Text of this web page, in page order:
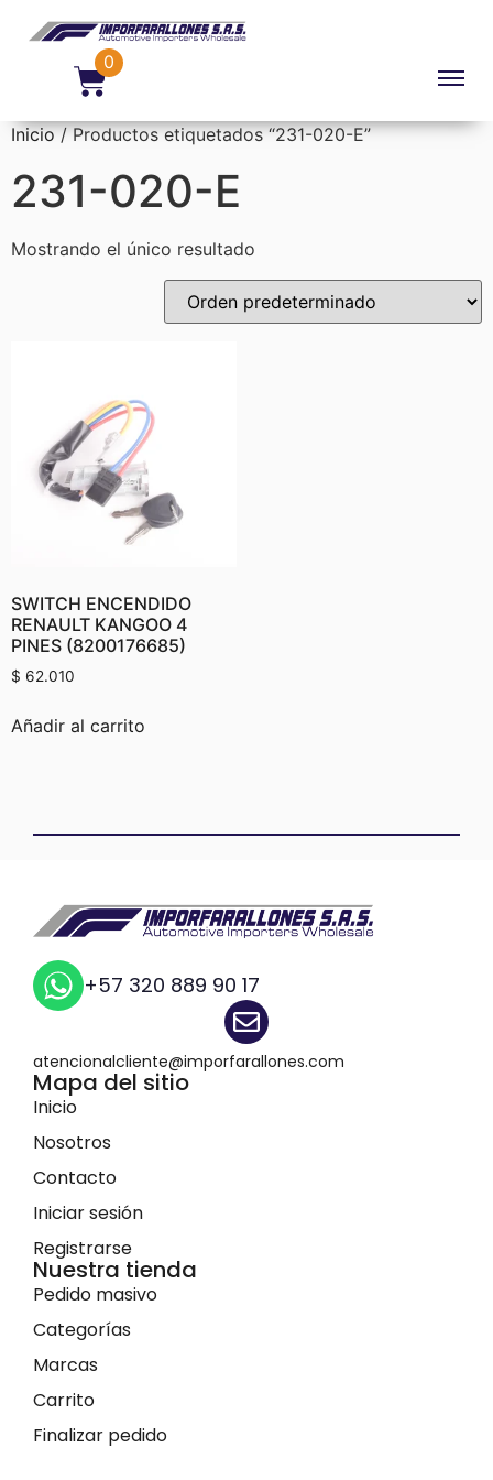
0
Inicio/ Productos etiquetados “231-020-E”
231-020-E
Mostrando el único resultado
SWITCH ENCENDIDO
RENAULT KANGOO 4
PINES (8200176685)
$ 62.010
Añadir al carrito
+57 320 889 90 17
atencionalcliente@imporfarallones.com
Mapa del sitio
Inicio
Nosotros
Contacto
Iniciar sesión
Registrarse
Nuestra tienda
Pedido masivo
Categorías
Marcas
Carrito
Finalizar pedido